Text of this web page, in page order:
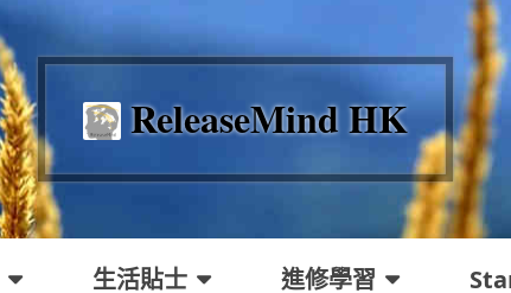
ReleaseMind HK
生活貼士 進修學習